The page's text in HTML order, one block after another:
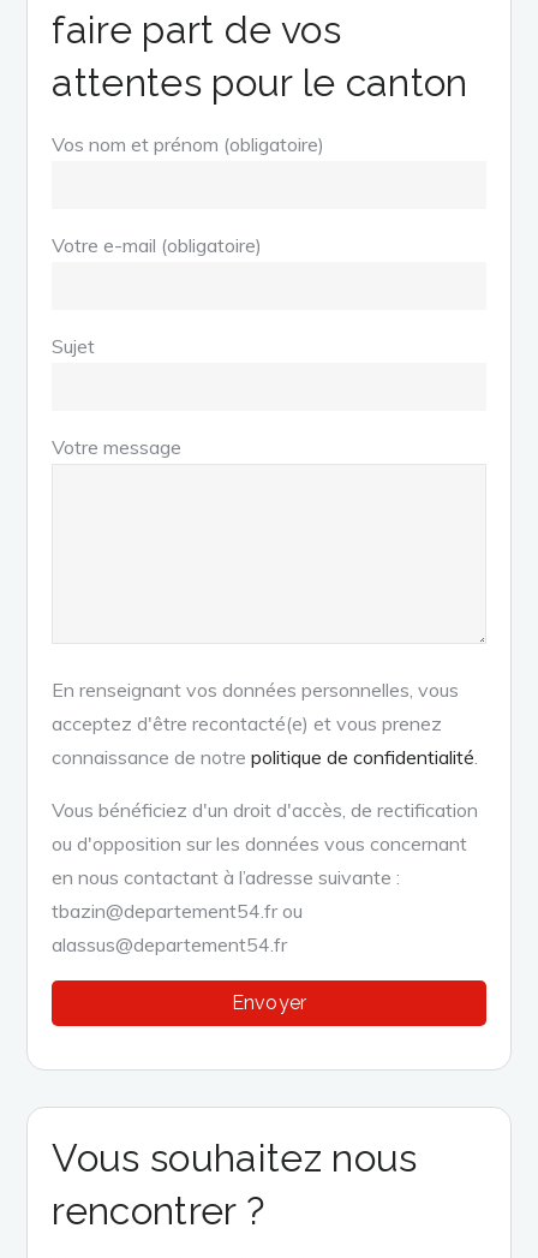
faire part de vos
attentes pour le canton
Vos nom et prénom (obligatoire)
Votre e-mail (obligatoire)
Sujet
Votre message
En renseignant vos données personnelles, vous
acceptez d'être recontacté(e) et vous prenez
connaissance de notrepolitique de confidentialité
Vous bénéficiez d'un droit d'accès, de rectification
ou d'opposition sur les données vous concernant
en nous contactant à l’adresse suivante :
tbazin@departement54.fr ou
alassus@departement54.fr
Vous souhaitez nous
rencontrer ?